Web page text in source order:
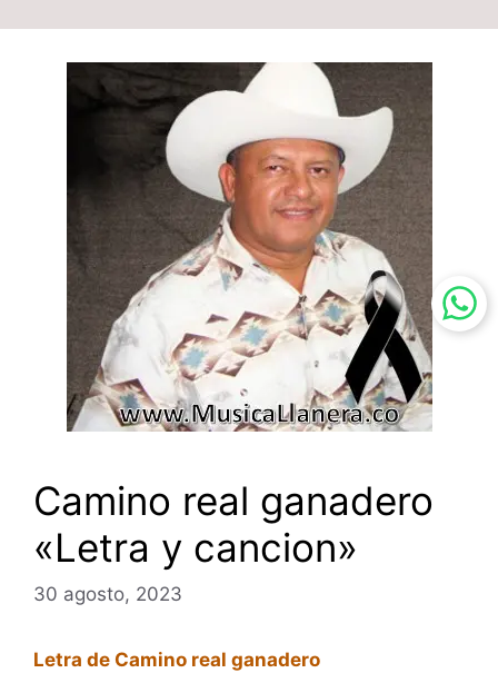
Camino real ganadero
«Letra y cancion»
30 agosto, 2023
Letra de Camino real ganadero